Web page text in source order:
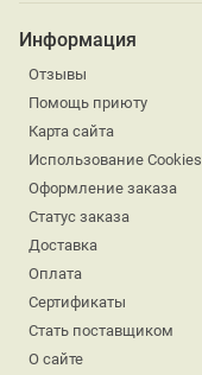
Информация
Отзывы
Помощь приюту
Карта сайта
Использование Cookies
Оформление заказа
Статус заказа
Доставка
Оплата
Сертификаты
Стать поставщиком
О сайте